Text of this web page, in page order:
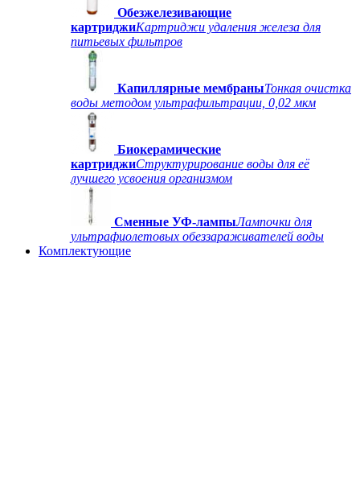
Обезжелезивающие
картриджиКартриджи удаления железа для
питьевых фильтров
Капиллярные мембраныТонкая очистка
воды методом ультрафильтрации, 0,02 мкм
Биокерамические
картриджиСтруктурирование воды для её
лучшего усвоения организмом
Сменные УФ-лампыЛампочки для
ультрафиолетовых обеззараживателей воды
Комплектующие